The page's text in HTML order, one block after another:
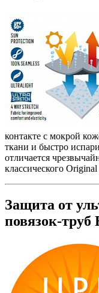
контакте с мокрой
ткани и быстро
отличается
классического
Защита от
повязок-труб